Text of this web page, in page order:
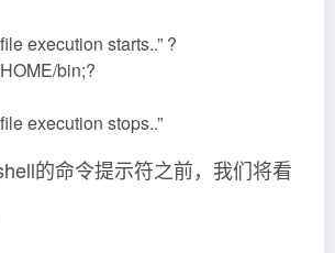
execution starts..” ?
bin;?
execution stops..”
的命令提示符之前，我们将看